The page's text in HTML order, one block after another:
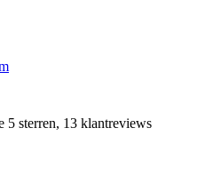
5 sterren, 13 klantreviews